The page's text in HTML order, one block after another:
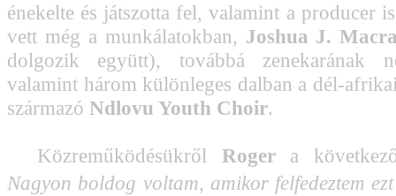
énekelte és játszotta fel, valamint a producer
vett még a munkálatokban, Joshua J.
dolgozik együtt), továbbá zenekarának
valamint három különleges dalban a dél-
származó Ndlovu Youth Choir.
Közreműködésükről Rogera
Nagyon boldog voltam, amikor felfedeztem